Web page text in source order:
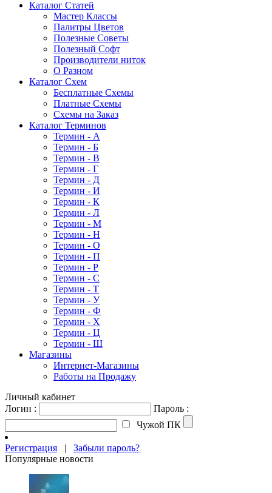
Каталог Статей
Мастер Классы
Палитры Цветов
Полезные Советы
Полезный Софт
Производители ниток
О Разном
Каталог Схем
Бесплатные Схемы
Платные Схемы
Схемы на Заказ
Каталог Терминов
Термин - А
Термин - Б
Термин - В
Термин - Г
Термин - Д
Термин - И
Термин - К
Термин - Л
Термин - М
Термин - Н
Термин - О
Термин - П
Термин - Р
Термин - С
Термин - Т
Термин - У
Термин - Ф
Термин - Х
Термин - Ц
Термин - Ш
Магазины
Интернет-Магазины
Работы на Продажу
Личный кабинет
Логин :
Пароль :
Чужой ПК
Регистрация | Забыли пароль?
Популярные новости